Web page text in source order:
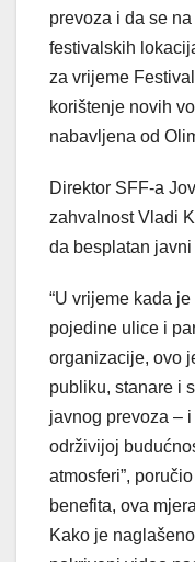
prevoza i da se
festivalskih
za vrijeme
korištenje novih
nabavljena od
Direktor SFF-a
zahvalnost Vladi
da besplatan
“U vrijeme kada
pojedine ulice i
organizacije, ovo
publiku, stanare i
javnog prevoza –
održivijoj
atmosferi”,
benefita, ova
Kako je